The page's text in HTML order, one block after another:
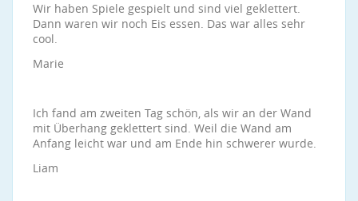
Wir haben Spiele gespielt und sind viel geklettert.
Dann waren wir noch Eis essen. Das war alles sehr
cool.
Marie
Ich fand am zweiten Tag schön, als wir an der Wand
mit Überhang geklettert sind. Weil die Wand am
Anfang leicht war und am Ende hin schwerer wurde.
Liam